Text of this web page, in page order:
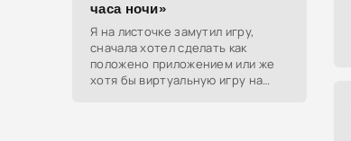
часа ночи»
Я на листочке замутил игру,
сначала хотел сделать как
положено приложением или же
хотя бы виртуальную игру на